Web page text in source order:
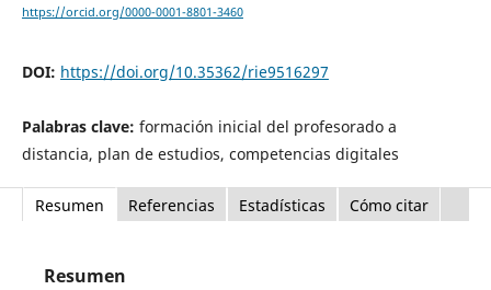
https://orcid.org/0000-0001-8801-3460
DOI: https://doi.org/10.35362/rie9516297
Palabras clave: formación inicial del profesorado a
distancia, plan de estudios, competencias digitales
Resumen Referencias Estadísticas Cómo citar
Resumen